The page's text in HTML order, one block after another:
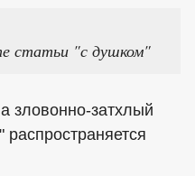
статьи "с душком"
зловонно-затхлый